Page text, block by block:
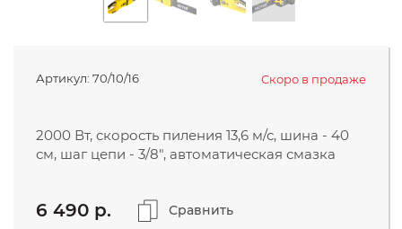
Поддержка и сервис
бесплатно с мобильного
МОЙКИ ВЫСОКОГО ДАВЛЕНИЯ
Артикул: 70/10/16 Скоро в продаже
2000 Вт, скорость пиления 13,6 м/с, шина - 40
см, шаг цепи - 3/8", автоматическая смазка
6 490 p. Сравнить